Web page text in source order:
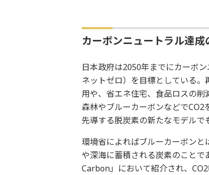
カーボンニュートラル達
日本政府は2050年までにカーボ
ネットゼロ）を目標としている
用や、省エネ住宅、食品ロスの削
森林やブルーカーボンなどで
先導する脱炭素の新たなモデルで
環境省によればブルーカーボン
や深海に蓄積される炭素のこと
Carbon」において紹介され、